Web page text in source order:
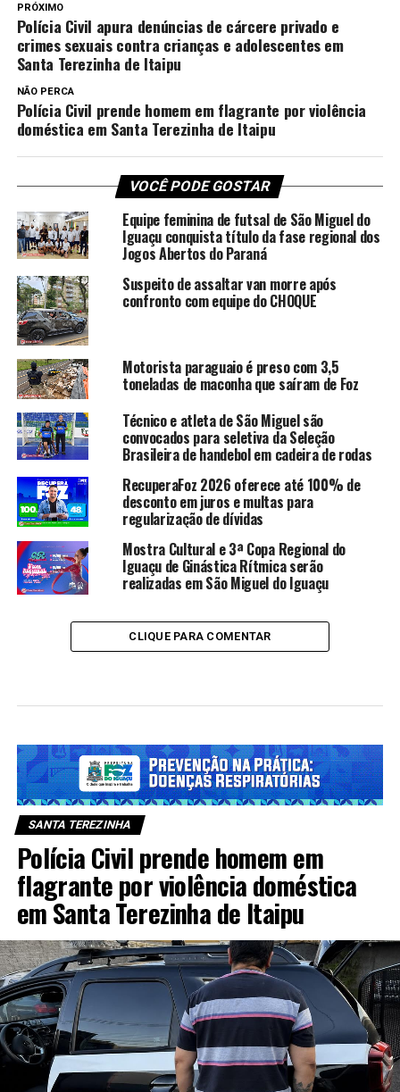
PRÓXIMO
Polícia Civil apura denúncias de cárcere privado e
crimes sexuais contra crianças e adolescentes em
Santa Terezinha de Itaipu
NÃO PERCA
Polícia Civil prende homem em flagrante por violência
doméstica em Santa Terezinha de Itaipu
VOCÊ PODE GOSTAR
Equipe feminina de futsal de São Miguel do
Iguaçu conquista título da fase regional dos
Jogos Abertos do Paraná
Suspeito de assaltar van morre após
confronto com equipe do CHOQUE
Motorista paraguaio é preso com 3,5
toneladas de maconha que saíram de Foz
Técnico e atleta de São Miguel são
convocados para seletiva da Seleção
Brasileira de handebol em cadeira de rodas
RecuperaFoz 2026 oferece até 100% de
desconto em juros e multas para
regularização de dívidas
Mostra Cultural e 3ª Copa Regional do
Iguaçu de Ginástica Rítmica serão
realizadas em São Miguel do Iguaçu
CLIQUE PARA COMENTAR
SANTA TEREZINHA
Polícia Civil prende homem em
flagrante por violência doméstica
em Santa Terezinha de Itaipu